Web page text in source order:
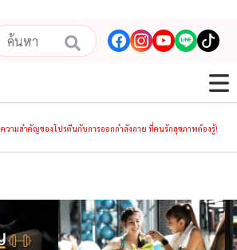
ความสำคัญของโปรตีนกับการออกกำลังกาย ที่คนรักสุขภาพต้องรู้!